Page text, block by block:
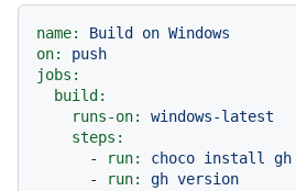
name: Build on Windows
on:
push
jobs:
build:
runs-on:
windows-latest
steps:
-
run: choco install
gh
-
run: gh version